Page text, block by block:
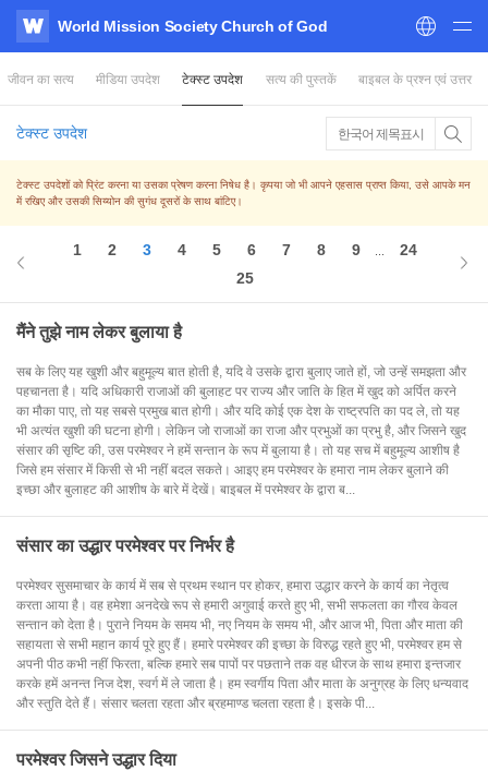
WATV
World Mission Society Church of God
जीवन का सत्य मीडिया उपदेश टेक्स्ट उपदेश सत्य की पुस्तकें बाइबल के प्रश्न एवं उत्तर
टेक्स्ट उपदेश 한국어 제목표시
टेक्स्ट उपदेशों को प्रिंट करना या उसका प्रेषण करना निषेध है। कृपया जो भी आपने एहसास प्राप्त किया, उसे आपके मन
में रखिए और उसकी सिय्योन की सुगंध दूसरों के साथ बांटिए।
1 2 3 4 5 6 7 8 9
24
25
मैंने तुझे नाम लेकर बुलाया है
सब के लिए यह खुशी और बहुमूल्य बात होती है, यदि वे उसके द्वारा बुलाए जाते हों, जो उन्हें समझता और
पहचानता है। यदि अधिकारी राजाओं की बुलाहट पर राज्य और जाति के हित में खुद को अर्पित करने
का मौका पाए, तो यह सबसे प्रमुख बात होगी। और यदि कोई एक देश के राष्ट्रपति का पद ले, तो यह
भी अत्यंत खुशी की घटना होगी। लेकिन जो राजाओं का राजा और प्रभुओं का प्रभु है, और जिसने खुद
संसार की सृष्टि की, उस परमेश्वर ने हमें सन्तान के रूप में बुलाया है। तो यह सच में बहुमूल्य आशीष है
जिसे हम संसार में किसी से भी नहीं बदल सकते। आइए हम परमेश्वर के हमारा नाम लेकर बुलाने की
इच्छा और बुलाहट की आशीष के बारे में देखें। बाइबल में परमेश्वर के द्वारा ब...
संसार का उद्धार परमेश्वर पर निर्भर है
परमेश्वर सुसमाचार के कार्य में सब से प्रथम स्थान पर होकर, हमारा उद्धार करने के कार्य का नेतृत्व
करता आया है। वह हमेशा अनदेखे रूप से हमारी अगुवाई करते हुए भी, सभी सफलता का गौरव केवल
सन्तान को देता है। पुराने नियम के समय भी, नए नियम के समय भी, और आज भी, पिता और माता की
सहायता से सभी महान कार्य पूरे हुए हैं। हमारे परमेश्वर की इच्छा के विरुद्ध रहते हुए भी, परमेश्वर हम से
अपनी पीठ कभी नहीं फिरता, बल्कि हमारे सब पापों पर पछताने तक वह धीरज के साथ हमारा इन्तजार
करके हमें अनन्त निज देश, स्वर्ग में ले जाता है। हम स्वर्गीय पिता और माता के अनुग्रह के लिए धन्यवाद
और स्तुति देते हैं। संसार चलता रहता और ब्रहमाण्ड चलता रहता है। इसके पी...
परमेश्वर जिसने उद्धार दिया